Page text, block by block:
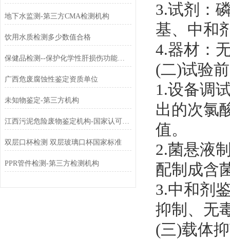
地下水监测-第三方CMA检测机构
饮用水质检测多少数值合格
保健品检测--保护化学性肝损伤功能检测
广西危废腐蚀性鉴定资质单位
未知物鉴定-第三方机构
江西污泥危险废物鉴定机构-国家认可检测实验室
双层口杯检测 双层玻璃口杯国家标准
PPR管件检测-第三方检测机构
3.试剂：
基、中和
4.器材：
(二)试验
1.设备调
出的次氯
值。
2.菌悬液
配制成含
3.中和剂
抑制、无
(三)载体